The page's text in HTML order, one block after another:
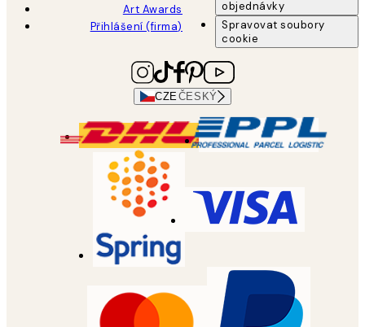
Art Awards
Přihlášení (firma)
objednávky
Spravovat soubory
cookie
CZEČESKÝ